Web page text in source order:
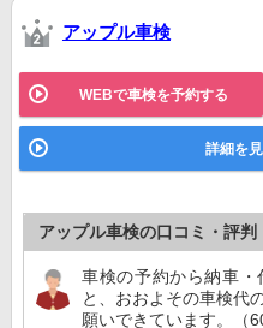
アップル車検
WEBで車検を予約する
詳細を
アップル車検の口コミ・評判
車検の予約から納車・
と、おおよその車検代
願いできています。（